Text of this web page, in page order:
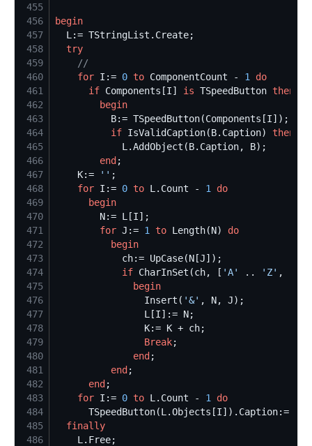
455
456
begin
457
458
try
459
//
460
for I:= 0 to ComponentCount - 1
do
461
if Components[I] is TSpeedButton then
462
begin
463
464
if IsValidCaption(B.Caption) then
465
466
end
467
    K:=
' '
468
for I:= 0 to L.Count - 1
do
469
begin
470
471
for J:= 1 to Length(N) do
472
begin
473
474
if CharInSet(ch, [ 'A' .. ' Z' ,
475
begin
476
                Insert(
'&'
477
478
479
Break
480
end
481
end
482
end
483
for I:= 0 to L.Count - 1
do
484
485
finally
486